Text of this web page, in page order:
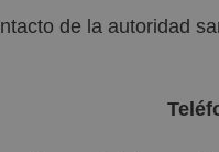
de la autoridad